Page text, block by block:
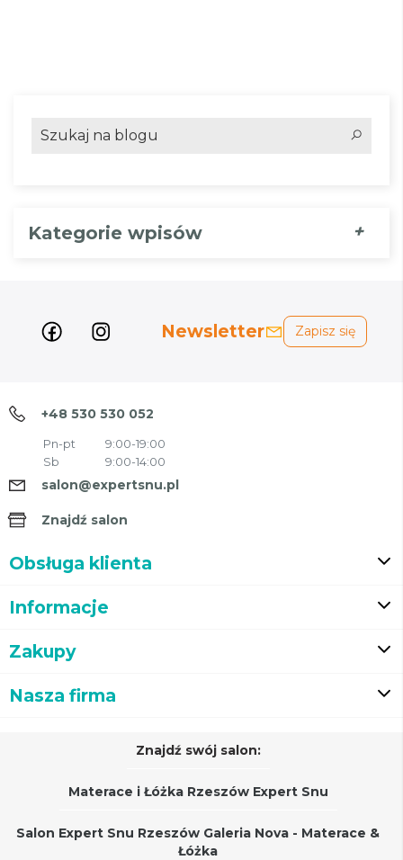
Kategorie wpisów +
Newsletter Zapisz się
+48 530 530 052
Pn-pt
9:00-19:00
Sb
9:00-14:00
salon@expertsnu.pl
Znajdź salon
Obsługa klienta
Informacje
Zakupy
Nasza firma
Znajdź swój salon:
Materace i Łóżka Rzeszów Expert Snu
Salon Expert Snu Rzeszów Galeria Nova - Materace &
Łóżka